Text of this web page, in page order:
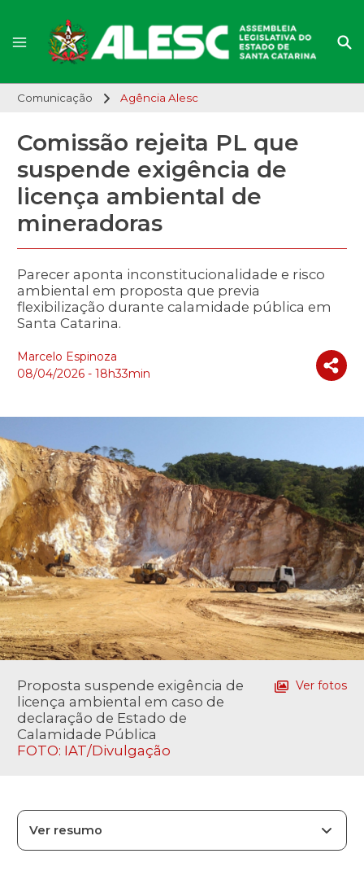
Comunicação Agência Alesc
Comissão rejeita PL que
suspende exigência de
licença ambiental de
mineradoras
Parecer aponta inconstitucionalidade e risco
ambiental em proposta que previa
flexibilização durante calamidade pública em
Santa Catarina.
Marcelo Espinoza
08/04/2026 - 18h33min
Proposta suspende exigência de
licença ambiental em caso de
declaração de Estado de
Calamidade Pública
FOTO: IAT/Divulgação
Ver fotos
Ver resumo